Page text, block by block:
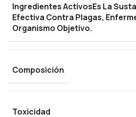
Ingredientes ActivosEs La
Efectiva Contra Plagas,
Organismo Objetivo.
Composición
Toxicidad